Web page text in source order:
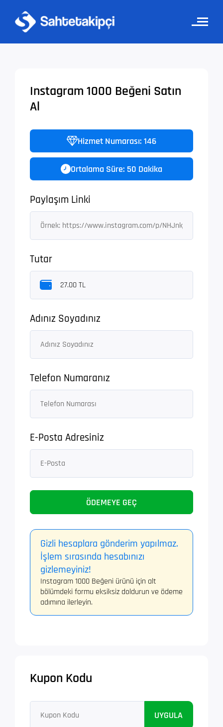
Instagram 1000 Beğeni Satın
Al
Hizmet Numarası: 146
Ortalama Süre: 50 Dakika
Paylaşım Linki
Tutar
Adınız Soyadınız
Telefon Numaranız
E-Posta Adresiniz
ÖDEMEYE GEÇ
Gizli hesaplara gönderim yapılmaz.
İşlem sırasında hesabınızı
gizlemeyiniz!
Instagram 1000 Beğeni ürünü için alt
bölümdeki formu eksiksiz doldurun ve ödeme
adımına ilerleyin.
Kupon Kodu
UYGULA